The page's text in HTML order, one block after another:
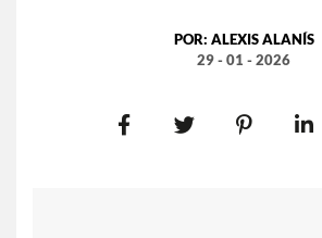
POR: ALEXIS ALANÍS
29 - 01 - 2026